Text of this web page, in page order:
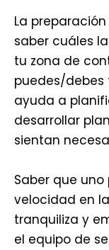
La
saber cuáles
tu zona de
puedes/
ayuda a
desarrollar
sientan
Saber que
velocidad en
tranquiliza y
el equipo de